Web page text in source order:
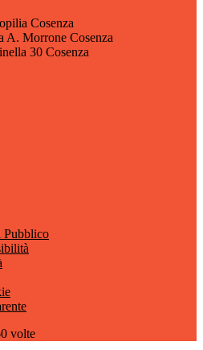
Cosenza
A. Morrone Cosenza
30 Cosenza
volte